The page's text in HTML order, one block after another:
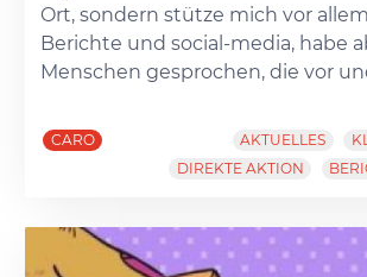
Ort, sondern stütze mich vor
Berichte und social-media, habe
Menschen gesprochen, die vor
CARO AKTUELLES
DIREKTE AKTION